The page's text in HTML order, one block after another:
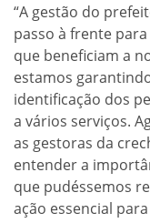
“A gestão do
passo à frente
que beneficiam a
estamos
identificação dos
a vários serviços.
as gestoras da
entender a
que pudéssemos
ação essencial